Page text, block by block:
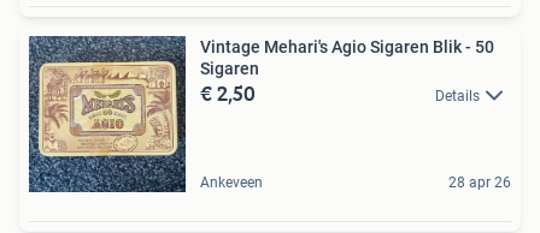
Vintage Mehari's Agio Sigaren Blik - 50
Sigaren
€ 2,50 Details
Ankeveen 28 apr 26